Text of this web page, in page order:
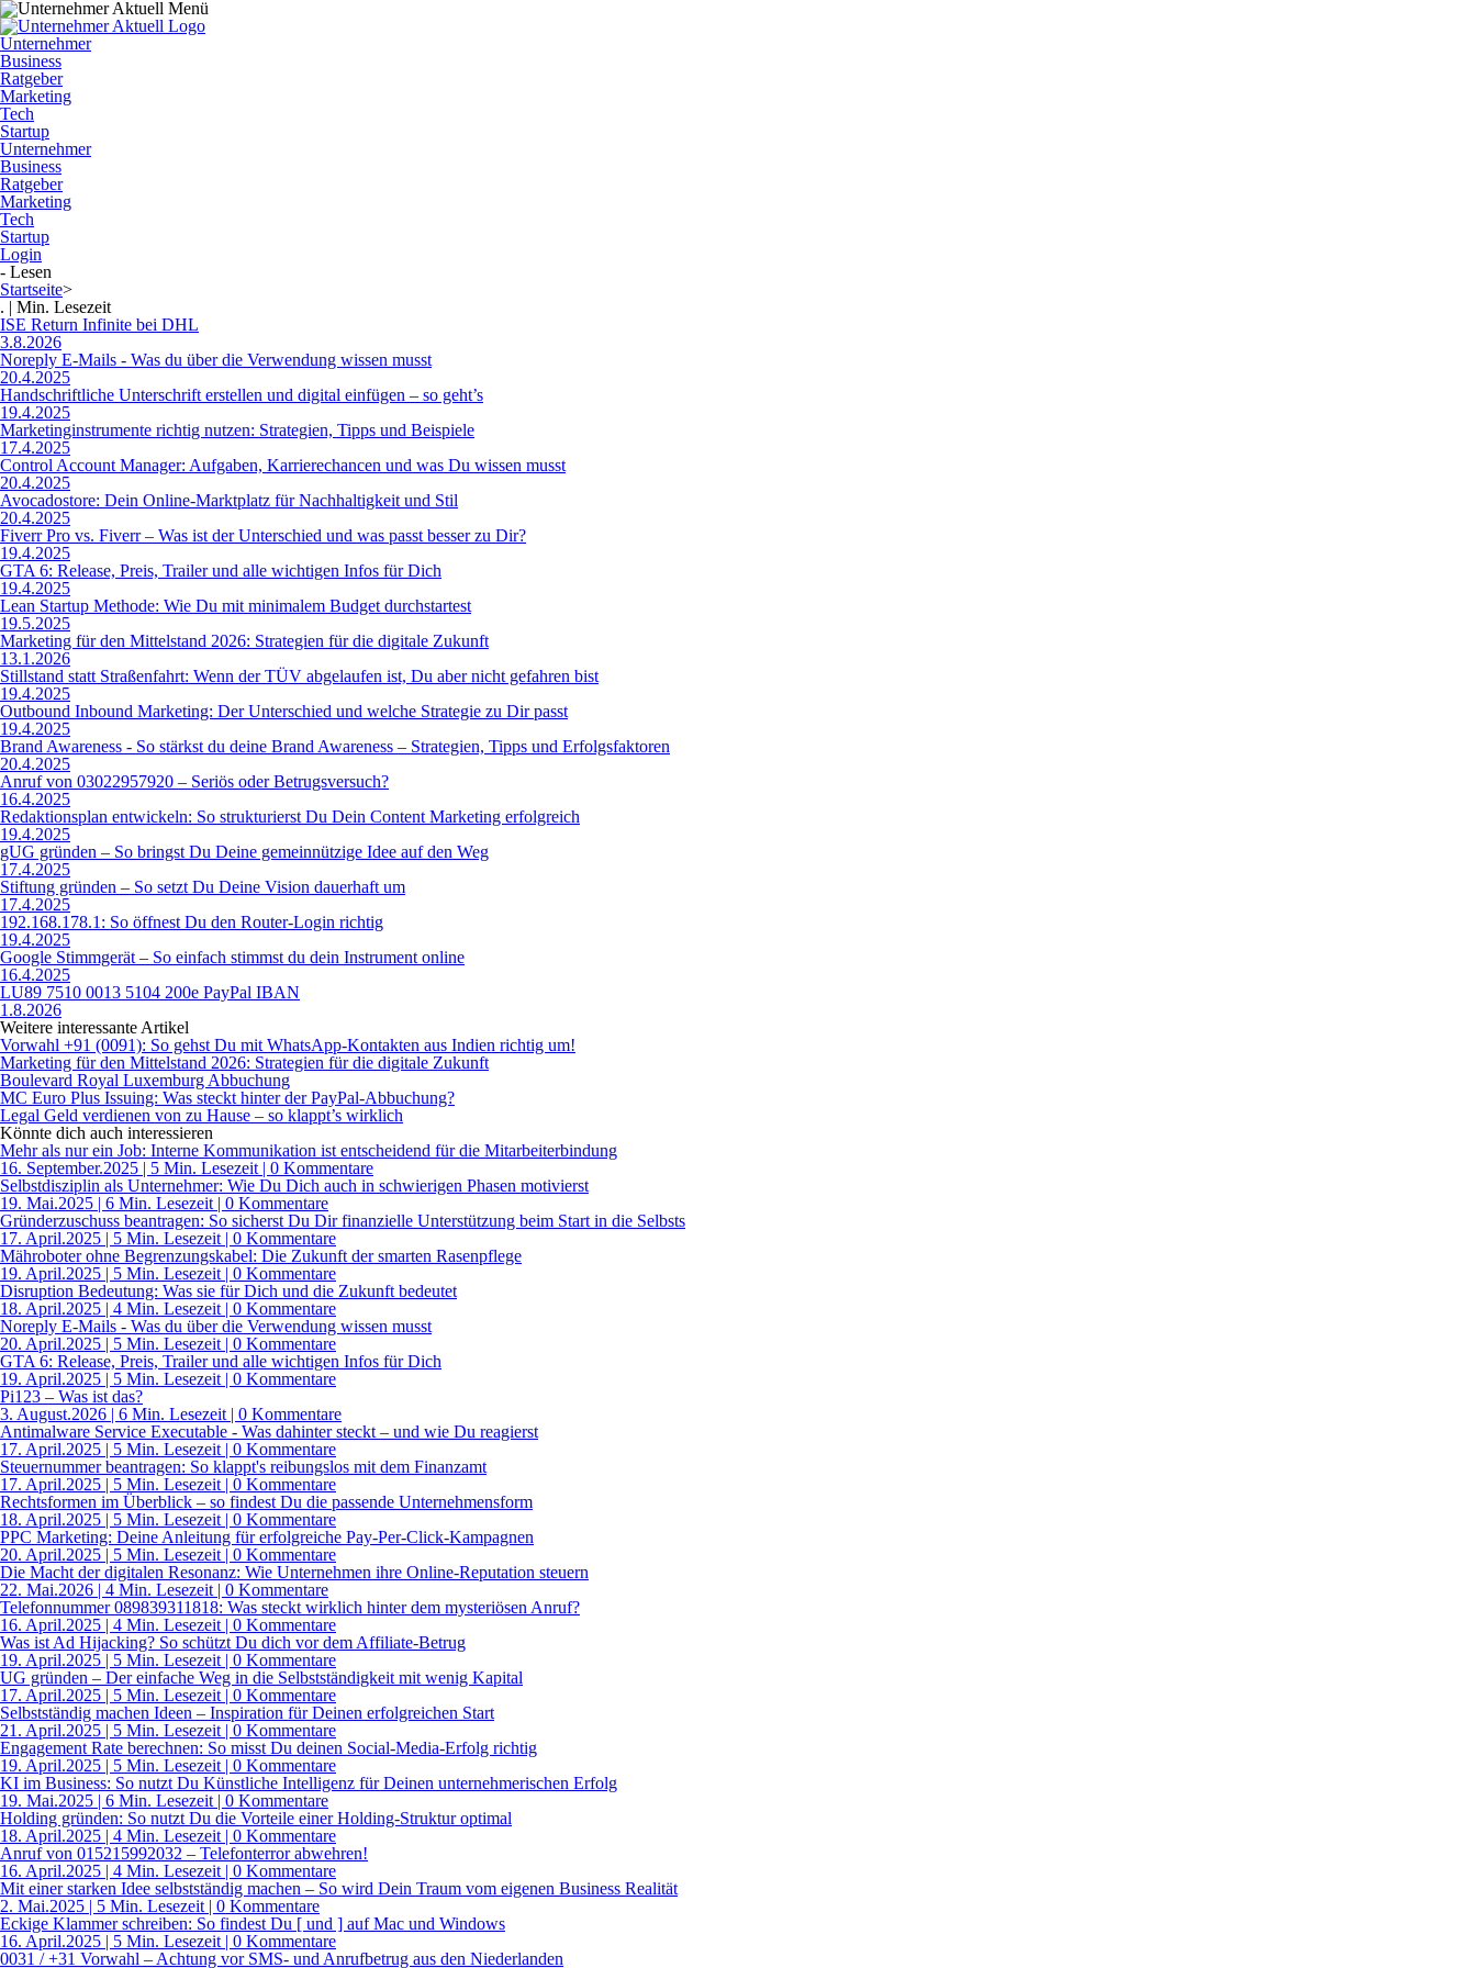
Unternehmer
Business
Ratgeber
Marketing
Tech
Startup
Unternehmer
Business
Ratgeber
Marketing
Tech
Startup
Login
- Lesen
Startseite>
. | Min. Lesezeit
ISE Return Infinite bei DHL
3.8.2026
Noreply E-Mails - Was du über die Verwendung wissen musst
20.4.2025
Handschriftliche Unterschrift erstellen und digital einfügen – so geht’s
19.4.2025
Marketinginstrumente richtig nutzen: Strategien, Tipps und Beispiele
17.4.2025
Control Account Manager: Aufgaben, Karrierechancen und was Du wissen musst
20.4.2025
Avocadostore: Dein Online-Marktplatz für Nachhaltigkeit und Stil
20.4.2025
Fiverr Pro vs. Fiverr – Was ist der Unterschied und was passt besser zu Dir?
19.4.2025
GTA 6: Release, Preis, Trailer und alle wichtigen Infos für Dich
19.4.2025
Lean Startup Methode: Wie Du mit minimalem Budget durchstartest
19.5.2025
Marketing für den Mittelstand 2026: Strategien für die digitale Zukunft
13.1.2026
Stillstand statt Straßenfahrt: Wenn der TÜV abgelaufen ist, Du aber nicht gefahren bist
19.4.2025
Outbound Inbound Marketing: Der Unterschied und welche Strategie zu Dir passt
19.4.2025
Brand Awareness - So stärkst du deine Brand Awareness – Strategien, Tipps und Erfolgsfaktoren
20.4.2025
Anruf von 03022957920 – Seriös oder Betrugsversuch?
16.4.2025
Redaktionsplan entwickeln: So strukturierst Du Dein Content Marketing erfolgreich
19.4.2025
gUG gründen – So bringst Du Deine gemeinnützige Idee auf den Weg
17.4.2025
Stiftung gründen – So setzt Du Deine Vision dauerhaft um
17.4.2025
192.168.178.1: So öffnest Du den Router-Login richtig
19.4.2025
Google Stimmgerät – So einfach stimmst du dein Instrument online
16.4.2025
LU89 7510 0013 5104 200e PayPal IBAN
1.8.2026
Weitere interessante Artikel
Vorwahl +91 (0091): So gehst Du mit WhatsApp-Kontakten aus Indien richtig um!
Marketing für den Mittelstand 2026: Strategien für die digitale Zukunft
Boulevard Royal Luxemburg Abbuchung
MC Euro Plus Issuing: Was steckt hinter der PayPal-Abbuchung?
Legal Geld verdienen von zu Hause – so klappt’s wirklich
Könnte dich auch interessieren
Mehr als nur ein Job: Interne Kommunikation ist entscheidend für die Mitarbeiterbindung
16. September.2025 | 5 Min. Lesezeit | 0 Kommentare
Selbstdisziplin als Unternehmer: Wie Du Dich auch in schwierigen Phasen motivierst
19. Mai.2025 | 6 Min. Lesezeit | 0 Kommentare
Gründerzuschuss beantragen: So sicherst Du Dir finanzielle Unterstützung beim Start in die Selbsts
17. April.2025 | 5 Min. Lesezeit | 0 Kommentare
Mähroboter ohne Begrenzungskabel: Die Zukunft der smarten Rasenpflege
19. April.2025 | 5 Min. Lesezeit | 0 Kommentare
Disruption Bedeutung: Was sie für Dich und die Zukunft bedeutet
18. April.2025 | 4 Min. Lesezeit | 0 Kommentare
Noreply E-Mails - Was du über die Verwendung wissen musst
20. April.2025 | 5 Min. Lesezeit | 0 Kommentare
GTA 6: Release, Preis, Trailer und alle wichtigen Infos für Dich
19. April.2025 | 5 Min. Lesezeit | 0 Kommentare
Pi123 – Was ist das?
3. August.2026 | 6 Min. Lesezeit | 0 Kommentare
Antimalware Service Executable - Was dahinter steckt – und wie Du reagierst
17. April.2025 | 5 Min. Lesezeit | 0 Kommentare
Steuernummer beantragen: So klappt's reibungslos mit dem Finanzamt
17. April.2025 | 5 Min. Lesezeit | 0 Kommentare
Rechtsformen im Überblick – so findest Du die passende Unternehmensform
18. April.2025 | 5 Min. Lesezeit | 0 Kommentare
PPC Marketing: Deine Anleitung für erfolgreiche Pay-Per-Click-Kampagnen
20. April.2025 | 5 Min. Lesezeit | 0 Kommentare
Die Macht der digitalen Resonanz: Wie Unternehmen ihre Online-Reputation steuern
22. Mai.2026 | 4 Min. Lesezeit | 0 Kommentare
Telefonnummer 089839311818: Was steckt wirklich hinter dem mysteriösen Anruf?
16. April.2025 | 4 Min. Lesezeit | 0 Kommentare
Was ist Ad Hijacking? So schützt Du dich vor dem Affiliate-Betrug
19. April.2025 | 5 Min. Lesezeit | 0 Kommentare
UG gründen – Der einfache Weg in die Selbstständigkeit mit wenig Kapital
17. April.2025 | 5 Min. Lesezeit | 0 Kommentare
Selbstständig machen Ideen – Inspiration für Deinen erfolgreichen Start
21. April.2025 | 5 Min. Lesezeit | 0 Kommentare
Engagement Rate berechnen: So misst Du deinen Social-Media-Erfolg richtig
19. April.2025 | 5 Min. Lesezeit | 0 Kommentare
KI im Business: So nutzt Du Künstliche Intelligenz für Deinen unternehmerischen Erfolg
19. Mai.2025 | 6 Min. Lesezeit | 0 Kommentare
Holding gründen: So nutzt Du die Vorteile einer Holding-Struktur optimal
18. April.2025 | 4 Min. Lesezeit | 0 Kommentare
Anruf von 015215992032 – Telefonterror abwehren!
16. April.2025 | 4 Min. Lesezeit | 0 Kommentare
Mit einer starken Idee selbstständig machen – So wird Dein Traum vom eigenen Business Realität
2. Mai.2025 | 5 Min. Lesezeit | 0 Kommentare
Eckige Klammer schreiben: So findest Du [ und ] auf Mac und Windows
16. April.2025 | 5 Min. Lesezeit | 0 Kommentare
0031 / +31 Vorwahl – Achtung vor SMS- und Anrufbetrug aus den Niederlanden